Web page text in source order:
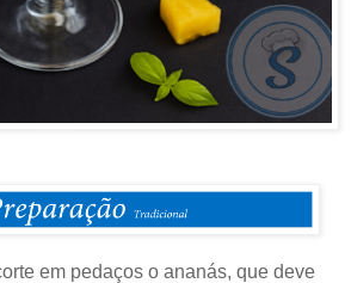
em pedaços o ananás, que deve